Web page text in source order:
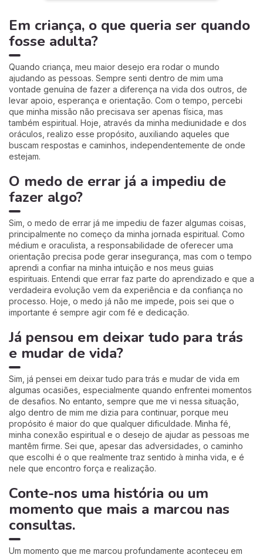
Em criança, o que queria ser quando
fosse adulta?
Quando criança, meu maior desejo era rodar o mundo
ajudando as pessoas. Sempre senti dentro de mim uma
vontade genuína de fazer a diferença na vida dos outros, de
levar apoio, esperança e orientação. Com o tempo, percebi
que minha missão não precisava ser apenas física, mas
também espiritual. Hoje, através da minha mediunidade e dos
oráculos, realizo esse propósito, auxiliando aqueles que
buscam respostas e caminhos, independentemente de onde
estejam.
O medo de errar já a impediu de
fazer algo?
Sim, o medo de errar já me impediu de fazer algumas coisas,
principalmente no começo da minha jornada espiritual. Como
médium e oraculista, a responsabilidade de oferecer uma
orientação precisa pode gerar insegurança, mas com o tempo
aprendi a confiar na minha intuição e nos meus guias
espirituais. Entendi que errar faz parte do aprendizado e que a
verdadeira evolução vem da experiência e da confiança no
processo. Hoje, o medo já não me impede, pois sei que o
importante é sempre agir com fé e dedicação.
Já pensou em deixar tudo para trás
e mudar de vida?
Sim, já pensei em deixar tudo para trás e mudar de vida em
algumas ocasiões, especialmente quando enfrentei momentos
de desafios. No entanto, sempre que me vi nessa situação,
algo dentro de mim me dizia para continuar, porque meu
propósito é maior do que qualquer dificuldade. Minha fé,
minha conexão espiritual e o desejo de ajudar as pessoas me
mantêm firme. Sei que, apesar das adversidades, o caminho
que escolhi é o que realmente traz sentido à minha vida, e é
nele que encontro força e realização.
Conte-nos uma história ou um
momento que mais a marcou nas
consultas.
Um momento que me marcou profundamente aconteceu em